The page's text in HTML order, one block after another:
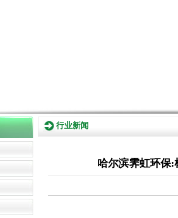
行业新闻
哈尔滨霁虹环保: